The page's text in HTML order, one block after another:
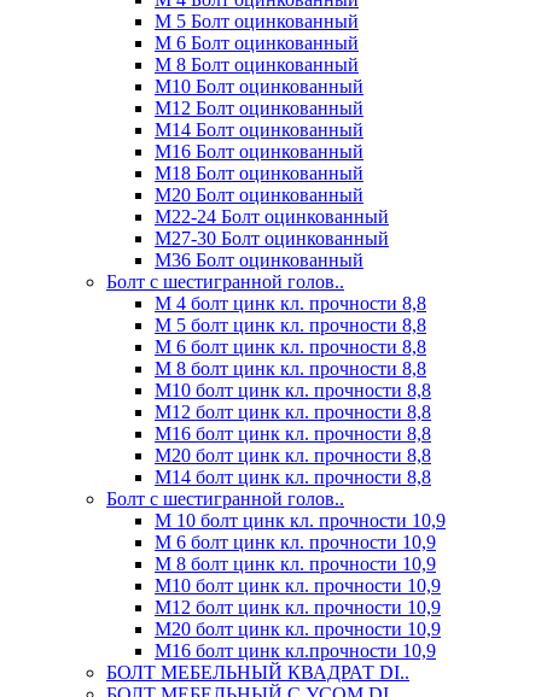
М 5 Болт оцинкованный
М 6 Болт оцинкованный
М 8 Болт оцинкованный
М10 Болт оцинкованный
М12 Болт оцинкованный
М14 Болт оцинкованный
М16 Болт оцинкованный
М18 Болт оцинкованный
М20 Болт оцинкованный
М22-24 Болт оцинкованный
М27-30 Болт оцинкованный
М36 Болт оцинкованный
Болт с шестигранной голов..
М 4 болт цинк кл. прочности 8,8
М 5 болт цинк кл. прочности 8,8
М 6 болт цинк кл. прочности 8,8
М 8 болт цинк кл. прочности 8,8
М10 болт цинк кл. прочности 8,8
М12 болт цинк кл. прочности 8,8
М16 болт цинк кл. прочности 8,8
М20 болт цинк кл. прочности 8,8
М14 болт цинк кл. прочности 8,8
Болт с шестигранной голов..
М 10 болт цинк кл. прочности 10,9
М 6 болт цинк кл. прочности 10,9
М 8 болт цинк кл. прочности 10,9
М10 болт цинк кл. прочности 10,9
М12 болт цинк кл. прочности 10,9
М20 болт цинк кл. прочности 10,9
М16 болт цинк кл.прочности 10,9
БОЛТ МЕБЕЛЬНЫЙ КВАДРАТ DI..